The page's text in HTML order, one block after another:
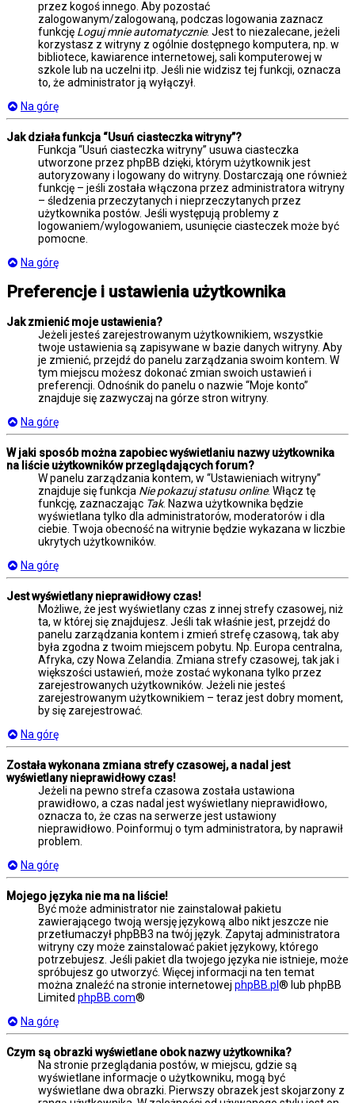
przez kogoś innego. Aby pozostać
zalogowanym/zalogowaną, podczas logowania zaznacz
funkcję Loguj mnie automatycznie. Jest to niezalecane, jeżeli
korzystasz z witryny z ogólnie dostępnego komputera, np. w
bibliotece, kawiarence internetowej, sali komputerowej w
szkole lub na uczelni itp. Jeśli nie widzisz tej funkcji, oznacza
to, że administrator ją wyłączył.
Na górę
Jak działa funkcja “Usuń ciasteczka witryny”?
Funkcja “Usuń ciasteczka witryny” usuwa ciasteczka
utworzone przez phpBB dzięki, którym użytkownik jest
autoryzowany i logowany do witryny. Dostarczają one również
funkcję – jeśli została włączona przez administratora witryny
– śledzenia przeczytanych i nieprzeczytanych przez
użytkownika postów. Jeśli występują problemy z
logowaniem/wylogowaniem, usunięcie ciasteczek może być
pomocne.
Na górę
Preferencje i ustawienia użytkownika
Jak zmienić moje ustawienia?
Jeżeli jesteś zarejestrowanym użytkownikiem, wszystkie
twoje ustawienia są zapisywane w bazie danych witryny. Aby
je zmienić, przejdź do panelu zarządzania swoim kontem. W
tym miejscu możesz dokonać zmian swoich ustawień i
preferencji. Odnośnik do panelu o nazwie “Moje konto”
znajduje się zazwyczaj na górze stron witryny.
Na górę
W jaki sposób można zapobiec wyświetlaniu nazwy użytkownika
na liście użytkowników przeglądających forum?
W panelu zarządzania kontem, w “Ustawieniach witryny”
znajduje się funkcja Nie pokazuj statusu online. Włącz tę
funkcję, zaznaczając Tak. Nazwa użytkownika będzie
wyświetlana tylko dla administratorów, moderatorów i dla
ciebie. Twoja obecność na witrynie będzie wykazana w liczbie
ukrytych użytkowników.
Na górę
Jest wyświetlany nieprawidłowy czas!
Możliwe, że jest wyświetlany czas z innej strefy czasowej, niż
ta, w której się znajdujesz. Jeśli tak właśnie jest, przejdź do
panelu zarządzania kontem i zmień strefę czasową, tak aby
była zgodna z twoim miejscem pobytu. Np. Europa centralna,
Afryka, czy Nowa Zelandia. Zmiana strefy czasowej, tak jak i
większości ustawień, może zostać wykonana tylko przez
zarejestrowanych użytkowników. Jeżeli nie jesteś
zarejestrowanym użytkownikiem – teraz jest dobry moment,
by się zarejestrować.
Na górę
Została wykonana zmiana strefy czasowej, a nadal jest
wyświetlany nieprawidłowy czas!
Jeżeli na pewno strefa czasowa została ustawiona
prawidłowo, a czas nadal jest wyświetlany nieprawidłowo,
oznacza to, że czas na serwerze jest ustawiony
nieprawidłowo. Poinformuj o tym administratora, by naprawił
problem.
Na górę
Mojego języka nie ma na liście!
Być może administrator nie zainstalował pakietu
zawierającego twoją wersję językową albo nikt jeszcze nie
przetłumaczył phpBB3 na twój język. Zapytaj administratora
witryny czy może zainstalować pakiet językowy, którego
potrzebujesz. Jeśli pakiet dla twojego języka nie istnieje, może
spróbujesz go utworzyć. Więcej informacji na ten temat
można znaleźć na stronie internetowej phpBB.pl® lub phpBB
Limited phpBB.com®
Na górę
Czym są obrazki wyświetlane obok nazwy użytkownika?
Na stronie przeglądania postów, w miejscu, gdzie są
wyświetlane informacje o użytkowniku, mogą być
wyświetlane dwa obrazki. Pierwszy obrazek jest skojarzony z